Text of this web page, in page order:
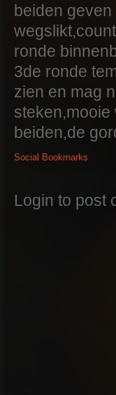
beiden
ronde
3de ronde
zien en mag
steken,mooie
beiden,de
Social Bookmarks
Login to post